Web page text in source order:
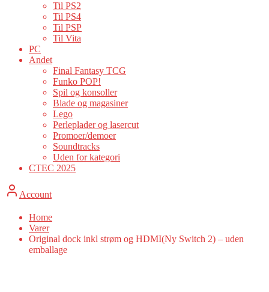
Til PS2
Til PS4
Til PSP
Til Vita
PC
Andet
Final Fantasy TCG
Funko POP!
Spil og konsoller
Blade og magasiner
Lego
Perleplader og lasercut
Promoer/demoer
Soundtracks
Uden for kategori
CTEC 2025
Account
Home
Varer
Original dock inkl strøm og HDMI(Ny Switch 2) – uden
emballage